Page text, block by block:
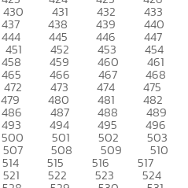
430 431 432 433
437 438 439 440
444 445 446 447
451 452 453 454
458 459 460 461
465 466 467 468
472 473 474 475
479 480 481 482
486 487 488 489
493 494 495 496
500 501 502 503
507 508 509 510
514 515 516 517
521 522 523 524